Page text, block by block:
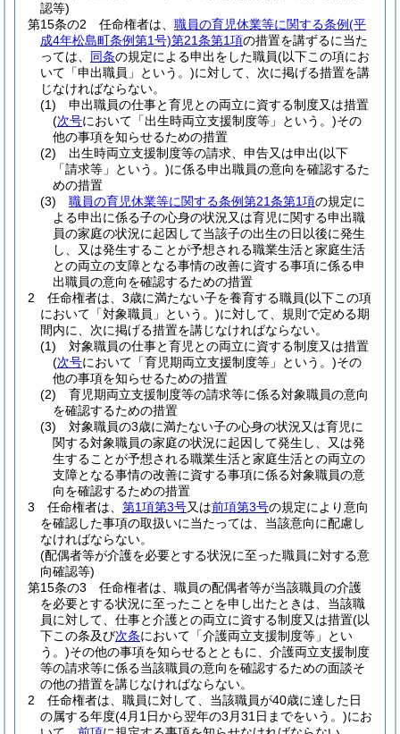
認等)
第15条の2
任命権者は、 職員の育児休業等に関する条例(平
成4年松島町条例第1号)第21条第1項の措置を講ずるに当た
っては、 同条の規定による申出をした職員(以下この項にお
いて「申出職員」という。)に対して、次に掲げる措置を講
じなければならない。
(1)
申出職員の仕事と育児との両立に資する制度又は措置
(次号において「出生時両立支援制度等」という。)その
他の事項を知らせるための措置
(2)
出生時両立支援制度等の請求、申告又は申出(以下
「請求等」という。)に係る申出職員の意向を確認するた
めの措置
(3)
職員の育児休業等に関する条例第21条第1項の規定に
よる申出に係る子の心身の状況又は育児に関する申出職
員の家庭の状況に起因して当該子の出生の日以後に発生
し、又は発生することが予想される職業生活と家庭生活
との両立の支障となる事情の改善に資する事項に係る申
出職員の意向を確認するための措置
2
任命権者は、3歳に満たない子を養育する職員(以下この項
において「対象職員」という。)に対して、規則で定める期
間内に、次に掲げる措置を講じなければならない。
(1)
対象職員の仕事と育児との両立に資する制度又は措置
(次号において「育児期両立支援制度等」という。)その
他の事項を知らせるための措置
(2)
育児期両立支援制度等の請求等に係る対象職員の意向
を確認するための措置
(3)
対象職員の3歳に満たない子の心身の状況又は育児に
関する対象職員の家庭の状況に起因して発生し、又は発
生することが予想される職業生活と家庭生活との両立の
支障となる事情の改善に資する事項に係る対象職員の意
向を確認するための措置
3
任命権者は、 第1項第3号又は前項第3号の規定により意向
を確認した事項の取扱いに当たっては、当該意向に配慮し
なければならない。
(配偶者等が介護を必要とする状況に至った職員に対する意
向確認等)
第15条の3
任命権者は、職員の配偶者等が当該職員の介護
を必要とする状況に至ったことを申し出たときは、当該職
員に対して、仕事と介護との両立に資する制度又は措置(以
下この条及び次条において「介護両立支援制度等」とい
う。)その他の事項を知らせるとともに、介護両立支援制度
等の請求等に係る当該職員の意向を確認するための面談そ
の他の措置を講じなければならない。
2
任命権者は、職員に対して、当該職員が40歳に達した日
の属する年度(4月1日から翌年の3月31日までをいう。)にお